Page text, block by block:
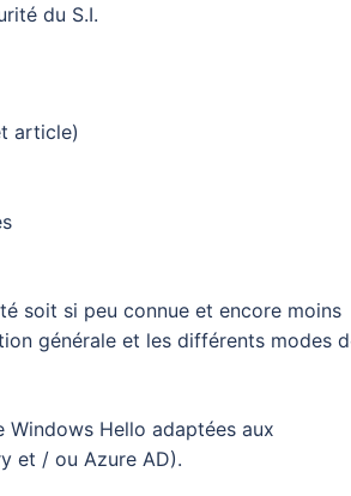
du S.I.
article)
soit si peu connue et encore moins
générale et les différents modes
Windows Hello adaptées aux
et / ou Azure AD).